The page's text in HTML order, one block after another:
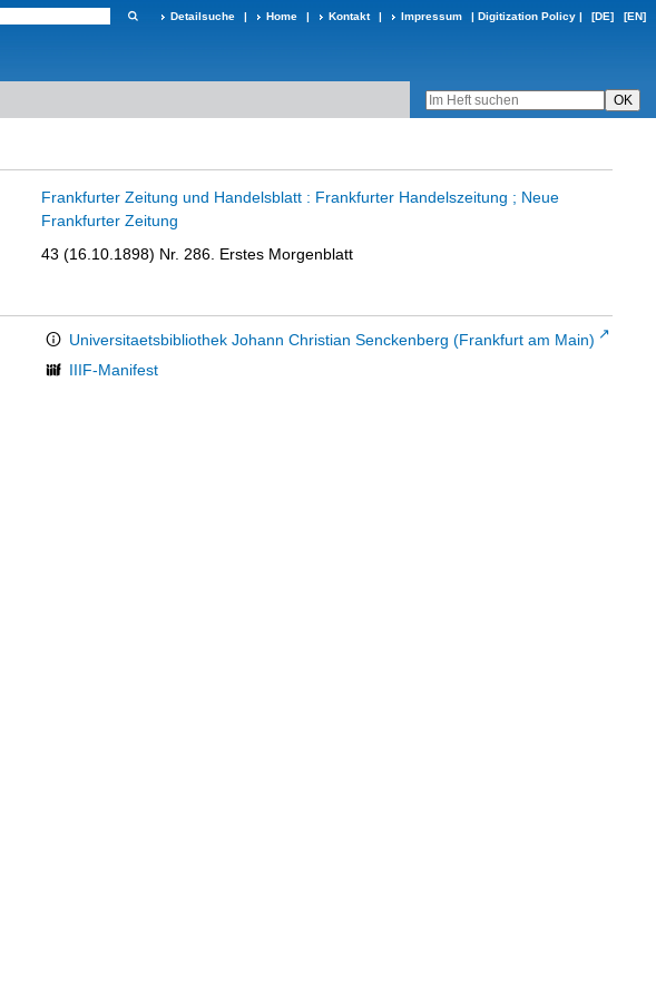
Detailsuche | Home | Kontakt | Impressum | Digitization Policy | [DE] [EN]
Frankfurter Zeitung und Handelsblatt : Frankfurter Handelszeitung ; Neue
Frankfurter Zeitung
43 (16.10.1898) Nr. 286. Erstes Morgenblatt
Universitaetsbibliothek Johann Christian Senckenberg (Frankfurt am Main)
IIIF-Manifest